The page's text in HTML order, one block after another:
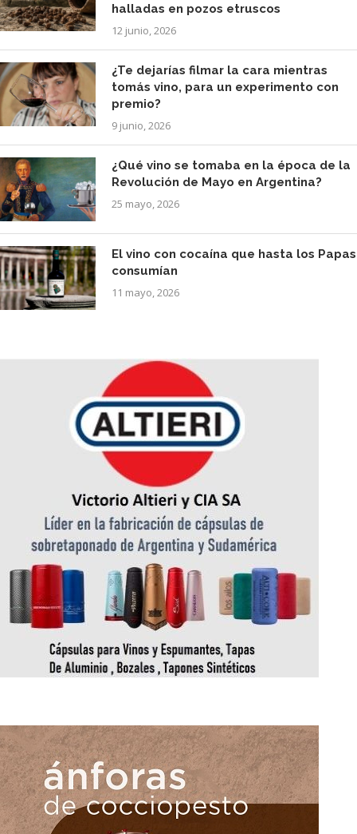
halladas en pozos etruscos
12 junio, 2026
¿Te dejarías filmar la cara mientras
tomás vino, para un experimento con
premio?
9 junio, 2026
¿Qué vino se tomaba en la época de la
Revolución de Mayo en Argentina?
25 mayo, 2026
El vino con cocaína que hasta los Papas
consumían
11 mayo, 2026